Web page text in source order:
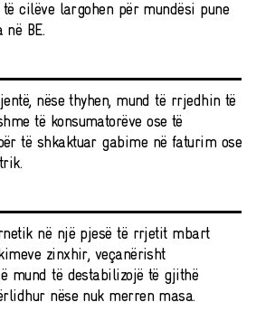
të cilëve largohen për mundësi pune
në BE.
nëse thyhen, mund të rrjedhin të
të konsumatorëve ose të
të shkaktuar gabime në faturim ose
në një pjesë të rrjetit mbart
zinxhir, veçanërisht
mund të destabilizojë të gjithë
nëse nuk merren masa.